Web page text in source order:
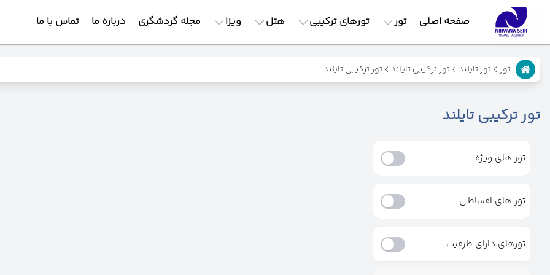
صفحه اصلی تور تورهای ترکیبی هتل ویزا مجله گردشگری درباره ما تماس با ما
تور تور تایلند تور ترکیبی تایلند تور ترکیبی تایلند
تور ترکیبی تایلند
تور های ویژه
تور های اقساطـی
تورهای دارای ظرفیت